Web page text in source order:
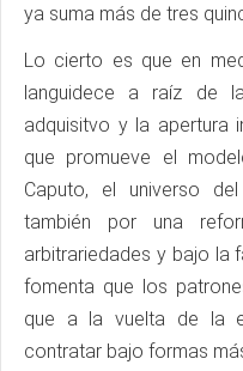
ya suma más de tres
Lo cierto es que en
languidece a raíz de
adquisitvo y la apertura
que promueve el
Caputo, el universo
también por una
arbitrariedades y bajo la
fomenta que los
que a la vuelta de la
contratar bajo formas